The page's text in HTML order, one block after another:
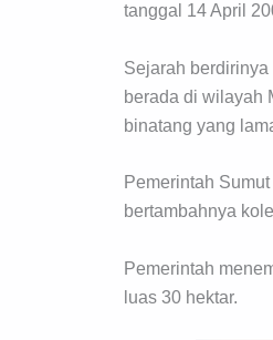
tanggal 14 April
Sejarah
berada di wilayah
binatang yang
Pemerintah
bertambahnya
Pemerintah
luas 30 hektar.